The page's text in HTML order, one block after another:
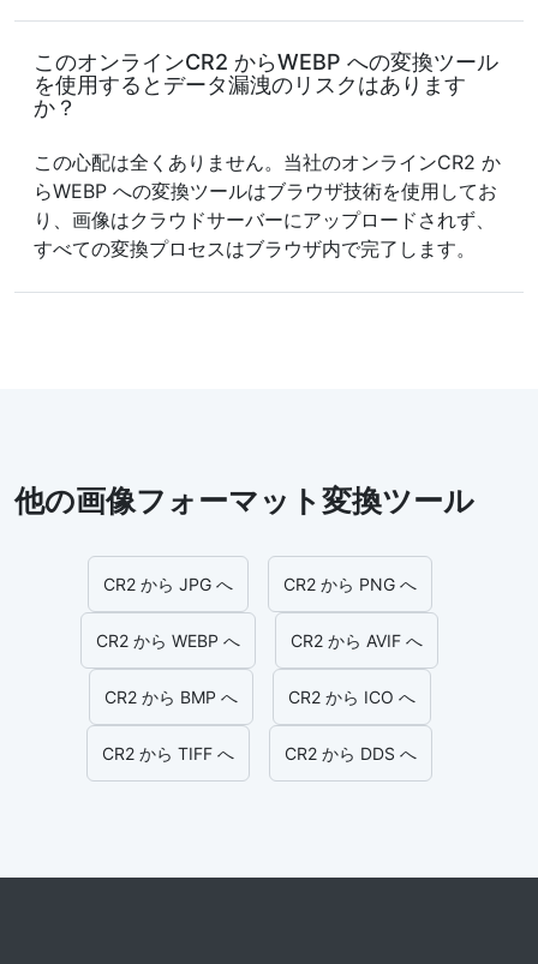
このオンラインCR2 からWEBP への変換ツール
を使用するとデータ漏洩のリスクはあります
か？
この心配は全くありません。当社のオンラインCR2 か
らWEBP への変換ツールはブラウザ技術を使用してお
り、画像はクラウドサーバーにアップロードされず、
すべての変換プロセスはブラウザ内で完了します。
他の画像フォーマット変換ツール
CR2 から JPG へ CR2 から PNG へ
CR2 から WEBP へ CR2 から AVIF へ
CR2 から BMP へ CR2 から ICO へ
CR2 から TIFF へ CR2 から DDS へ